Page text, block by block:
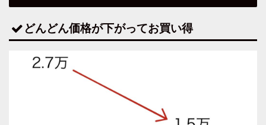
どんどん価格が下がってお買い得